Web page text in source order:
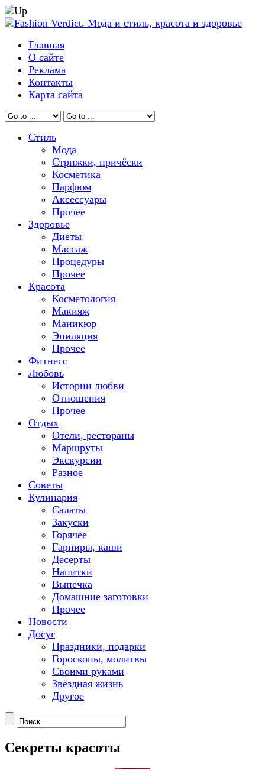
Главная
О сайте
Реклама
Контакты
Карта сайта
Стиль
Мода
Стрижки, причёски
Косметика
Парфюм
Аксессуары
Прочее
Здоровье
Диеты
Массаж
Процедуры
Прочее
Красота
Косметология
Макияж
Маникюр
Эпиляция
Прочее
Фитнесс
Любовь
Истории любви
Отношения
Прочее
Отдых
Отели, рестораны
Маршруты
Экскурсии
Разное
Советы
Кулинария
Салаты
Закуски
Горячее
Гарниры, каши
Десерты
Напитки
Выпечка
Домашние заготовки
Прочее
Новости
Досуг
Праздники, подарки
Гороскопы, молитвы
Своими руками
Звёздная жизнь
Другое
Секреты красоты